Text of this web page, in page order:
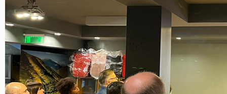
Notícias
Contactos